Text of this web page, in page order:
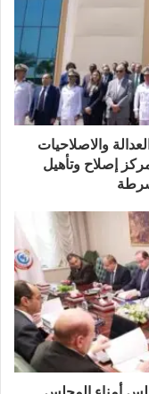
والاصلاحيات
إصلاح وتأهيل